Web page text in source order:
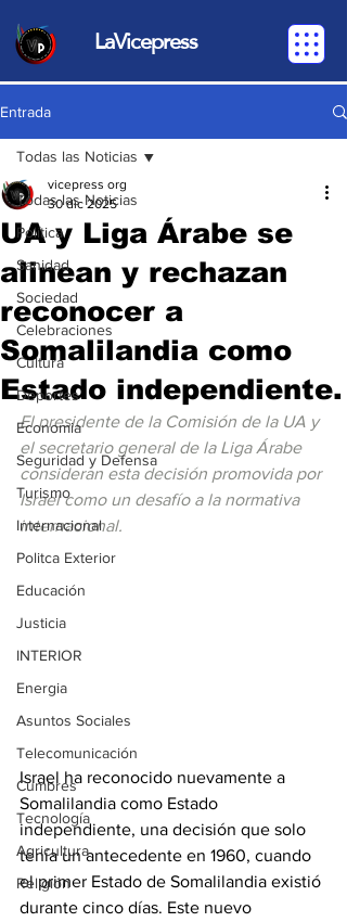
LaVicepress
Entrada
Todas las Noticias
Política
Sanidad
Sociedad
Celebraciones
Cultura
Deportes
Economia
Seguridad y Defensa
Turismo
Internacional
Politca Exterior
Educación
Justicia
INTERIOR
Energia
Asuntos Sociales
Telecomunicación
Cumbres
Tecnología
Agricultura
Religión
Todas las Noticias
UA y Liga Árabe se
alinean y rechazan
reconocer a
Somalilandia como
Estado independiente.
vicepress org
30 dic 2025
El presidente de la Comisión de la UA y
el secretario general de la Liga Árabe
consideran esta decisión promovida por
Israel como un desafío a la normativa
internacional.
Israel ha reconocido nuevamente a
Somalilandia como Estado
independiente, una decisión que solo
tenía un antecedente en 1960, cuando
el primer Estado de Somalilandia existió
durante cinco días. Este nuevo